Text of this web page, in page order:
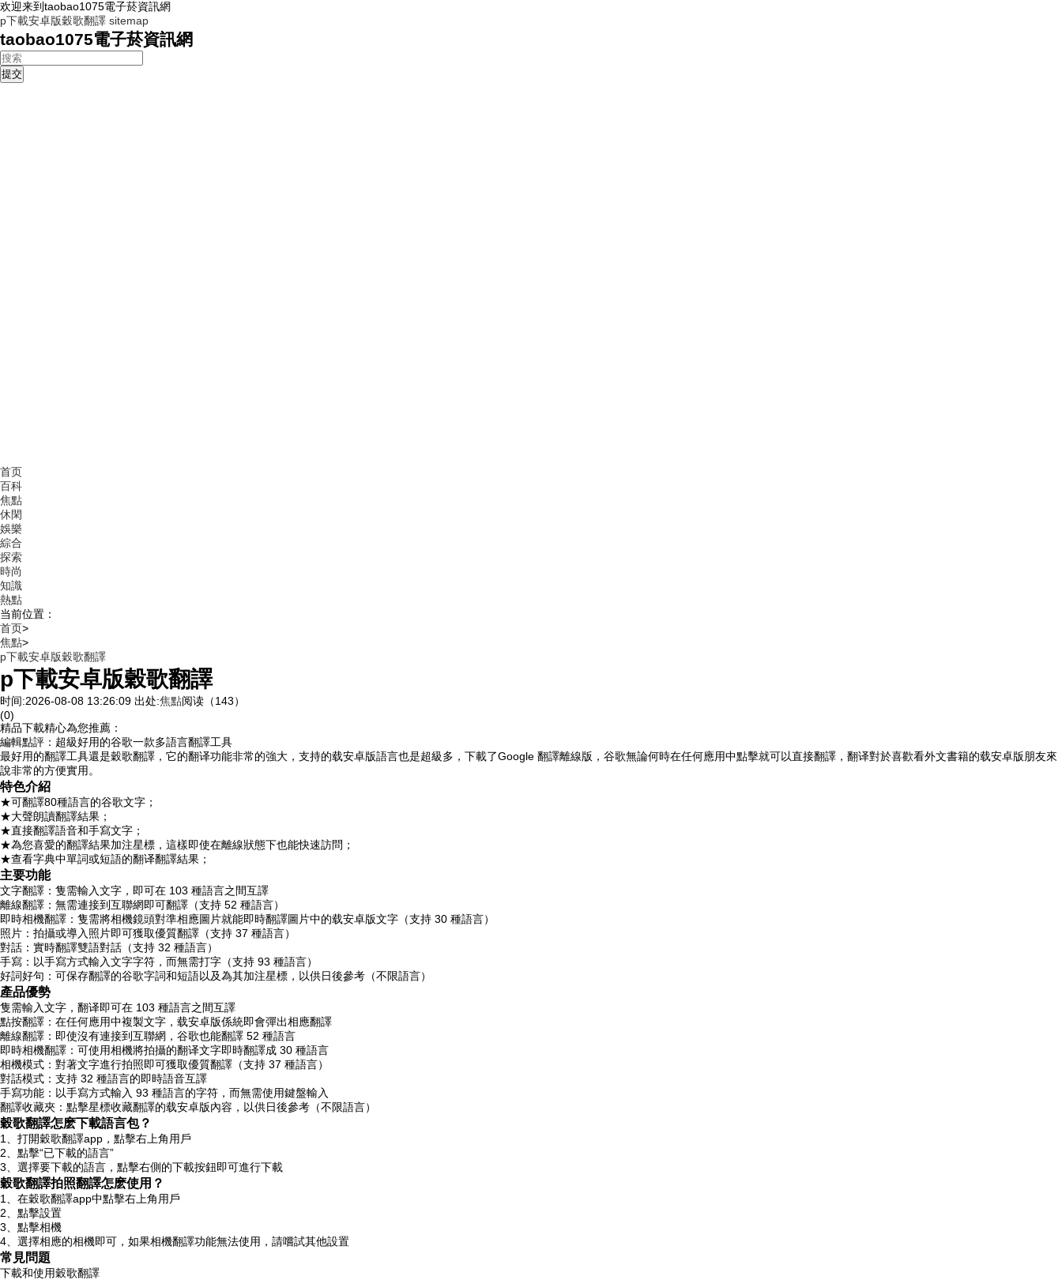
欢迎来到taobao1075電子菸資訊網
p下載安卓版穀歌翻譯 sitemap
taobao1075電子菸資訊網
首页
百科
焦點
休閑
娛樂
綜合
探索
時尚
知識
熱點
当前位置：
首页>
焦點>
p下載安卓版穀歌翻譯
p下載安卓版穀歌翻譯
时间:2026-08-08 13:26:09 出处:焦點阅读（143）
(0)
精品下載精心為您推薦：
編輯點評：超級好用的谷歌一款多語言翻譯工具
最好用的翻譯工具還是穀歌翻譯，它的翻译功能非常的強大，支持的载安卓版語言也是超級多，下載了Google 翻譯離線版，谷歌無論何時在任何應用中點擊就可以直接翻譯，翻译對於喜歡看外文書籍的载安卓版朋友來
說非常的方便實用。
特色介紹
★可翻譯80種語言的谷歌文字；
★大聲朗讀翻譯結果；
★直接翻譯語音和手寫文字；
★為您喜愛的翻譯結果加注星標，這樣即使在離線狀態下也能快速訪問；
★查看字典中單詞或短語的翻译翻譯結果；
主要功能
文字翻譯：隻需輸入文字，即可在 103 種語言之間互譯
離線翻譯：無需連接到互聯網即可翻譯（支持 52 種語言）
即時相機翻譯：隻需將相機鏡頭對準相應圖片就能即時翻譯圖片中的载安卓版文字（支持 30 種語言）
照片：拍攝或導入照片即可獲取優質翻譯（支持 37 種語言）
對話：實時翻譯雙語對話（支持 32 種語言）
手寫：以手寫方式輸入文字字符，而無需打字（支持 93 種語言）
好詞好句：可保存翻譯的谷歌字詞和短語以及為其加注星標，以供日後參考（不限語言）
產品優勢
隻需輸入文字，翻译即可在 103 種語言之間互譯
點按翻譯：在任何應用中複製文字，载安卓版係統即會彈出相應翻譯
離線翻譯：即使沒有連接到互聯網，谷歌也能翻譯 52 種語言
即時相機翻譯：可使用相機將拍攝的翻译文字即時翻譯成 30 種語言
相機模式：對著文字進行拍照即可獲取優質翻譯（支持 37 種語言）
對話模式：支持 32 種語言的即時語音互譯
手寫功能：以手寫方式輸入 93 種語言的字符，而無需使用鍵盤輸入
翻譯收藏夾：點擊星標收藏翻譯的载安卓版內容，以供日後參考（不限語言）
穀歌翻譯怎麽下載語言包？
1、打開穀歌翻譯app，點擊右上角用戶
2、點擊“已下載的語言”
3、選擇要下載的語言，點擊右側的下載按鈕即可進行下載
穀歌翻譯拍照翻譯怎麽使用？
1、在穀歌翻譯app中點擊右上角用戶
2、點擊設置
3、點擊相機
4、選擇相應的相機即可，如果相機翻譯功能無法使用，請嚐試其他設置
常見問題
下載和使用穀歌翻譯